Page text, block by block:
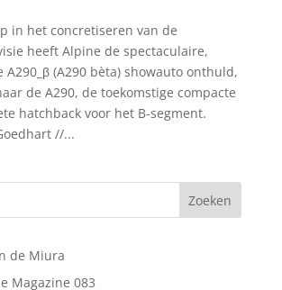
in het concretiseren van de
heeft Alpine de spectaculaire,
(A290 bèta) showauto onthuld,
de A290, de toekomstige compacte
hatchback voor het B-segment.
//...
de Miura
Magazine 083